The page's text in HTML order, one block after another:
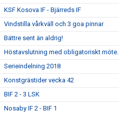
KSF Kosova IF - Bjärreds IF
Vindstilla vårkväll och 3 goa pinnar
Bättre sent än aldrig!
Höstavslutning med obligatoriskt möte.
Serieindelning 2018
Konstgrästider vecka 42
BIF 2 - 3 LSK
Nosaby IF 2 - BIF 1